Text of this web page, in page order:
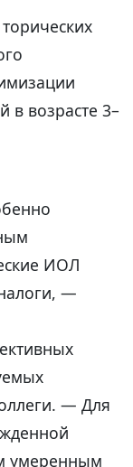
в возрасте 3–
ИОЛ
—
— Для
умеренным